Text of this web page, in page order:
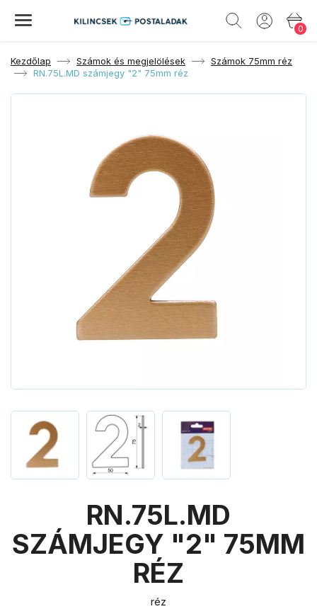
0
Kezdőlap Számok és megjelölések
Számok 75mm réz
RN.75L.MD számjegy "2" 75mm réz
RN.75L.MD
SZÁMJEGY "2" 75MM
RÉZ
réz